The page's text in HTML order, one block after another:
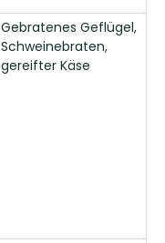
Gebratenes Geflügel,
Schweinebraten,
gereifter Käse